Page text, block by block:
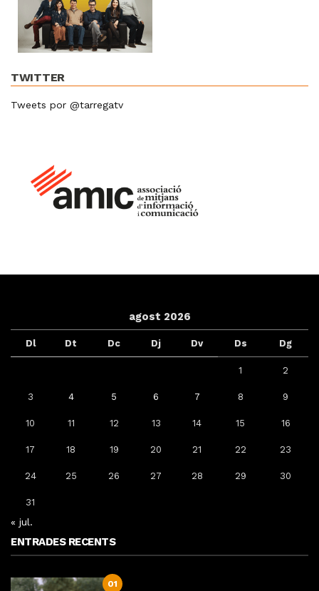
TWITTER
Tweets por @tarregatv
agost 2026
Dl Dt Dc Dj Dv Ds Dg
1 2
3 4 5 6 7 8 9
10 11 12 13 14 15 16
17 18 19 20 21 22 23
24 25 26 27 28 29 30
31
« jul.
ENTRADES RECENTS
01